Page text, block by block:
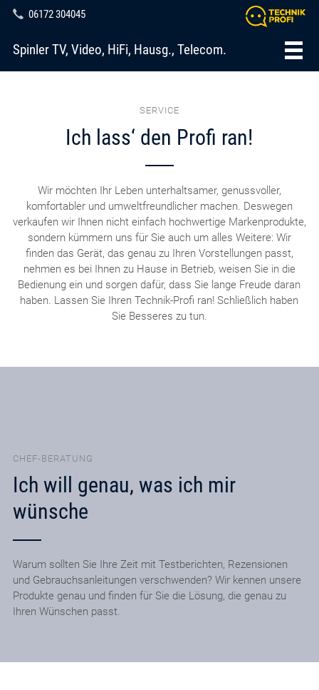
06172 304045
Spinler TV, Video, HiFi, Hausg., Telecom.
SERVICE
Ich lass‘ den Profi ran!
Wir möchten Ihr Leben unterhaltsamer, genussvoller,
komfortabler und umweltfreundlicher machen. Deswegen
verkaufen wir Ihnen nicht einfach hochwertige Markenprodukte,
sondern kümmern uns für Sie auch um alles Weitere: Wir
finden das Gerät, das genau zu Ihren Vorstellungen passt,
nehmen es bei Ihnen zu Hause in Betrieb, weisen Sie in die
Bedienung ein und sorgen dafür, dass Sie lange Freude daran
haben. Lassen Sie Ihren Technik-Profi ran! Schließlich haben
Sie Besseres zu tun.
CHEF-BERATUNG
Ich will genau, was ich mir
wünsche
Warum sollten Sie Ihre Zeit mit Testberichten, Rezensionen
und Gebrauchsanleitungen verschwenden? Wir kennen unsere
Produkte genau und finden für Sie die Lösung, die genau zu
Ihren Wünschen passt.